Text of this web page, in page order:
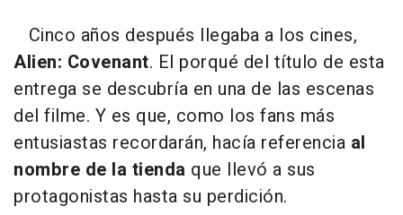
Cinco años después llegaba a los cines,
Alien: Covenant. El porqué del título de esta
entrega se descubría en una de las escenas
del filme. Y es que, como los fans más
entusiastas recordarán, hacía referencia al
nombre de la tienda que llevó a sus
protagonistas hasta su perdición.